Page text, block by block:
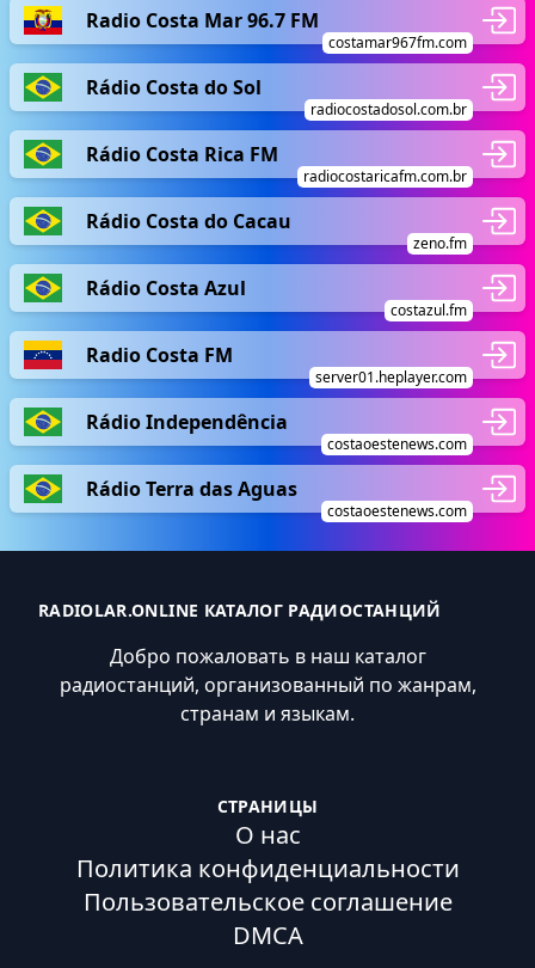
Radio Costa Mar 96.7 FM
costamar967fm.com
Rádio Costa do Sol
radiocostadosol.com.br
Rádio Costa Rica FM
radiocostaricafm.com.br
Rádio Costa do Cacau
zeno.fm
Rádio Costa Azul
costazul.fm
Radio Costa FM
server01.heplayer.com
Rádio Independência
costaoestenews.com
Rádio Terra das Aguas
costaoestenews.com
RADIOLAR.ONLINE КАТАЛОГ РАДИОСТАНЦИЙ
Добро пожаловать в наш каталог
радиостанций, организованный по жанрам,
странам и языкам.
СТРАНИЦЫ
О нас
Политика конфиденциальности
Пользовательское соглашение
DMCA